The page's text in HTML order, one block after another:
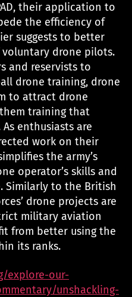
their application to
the efficiency of
suggests to better
drone pilots.
and reservists to
drone training, drone
to attract drone
training that
enthusiasts are
work on their
the army’s
operator’s skills and
Similarly to the British
drone projects are
military aviation
from better using the
its ranks.
explore-our-
unshackling-